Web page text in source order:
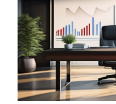
grösseres
Bild